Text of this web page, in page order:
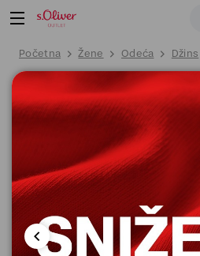
Početna Žene Odeća Džins